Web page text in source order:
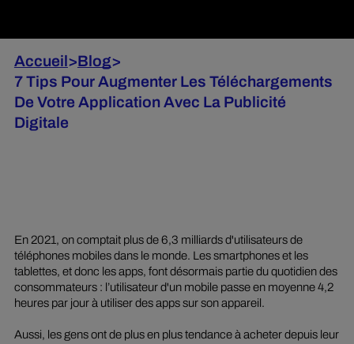
Accueil >Blog>
7 Tips Pour Augmenter Les Téléchargements
De Votre Application Avec La Publicité
Digitale
En 2021, on comptait plus de 6,3 milliards d'utilisateurs de
téléphones mobiles dans le monde. Les smartphones et les
tablettes, et donc les apps, font désormais partie du quotidien des
consommateurs : l’utilisateur d'un mobile passe en moyenne 4,2
heures par jour à utiliser des apps sur son appareil.
Aussi, les gens ont de plus en plus tendance à acheter depuis leur